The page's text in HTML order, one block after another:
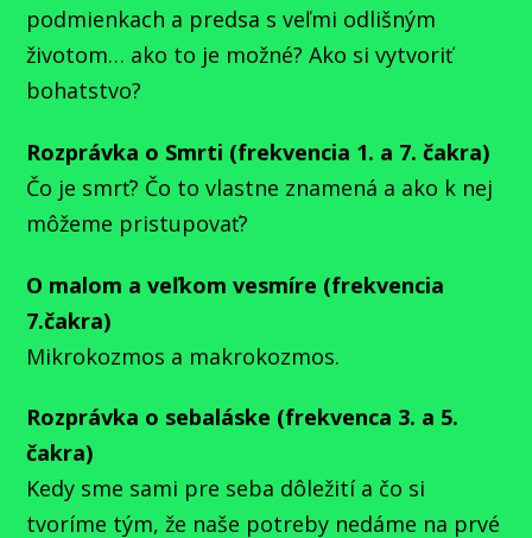
podmienkach a predsa s veľmi odlišným
životom… ako to je možné? Ako si vytvoriť
bohatstvo?
Rozprávka o Smrti (frekvencia 1. a 7. čakra)
Čo je smrť? Čo to vlastne znamená a ako k nej
môžeme pristupovať?
O malom a veľkom vesmíre (frekvencia
7.čakra)
Mikrokozmos a makrokozmos.
Rozprávka o sebaláske (frekvenca 3. a 5.
čakra)
Kedy sme sami pre seba dôležití a čo si
tvoríme tým, že naše potreby nedáme na prvé